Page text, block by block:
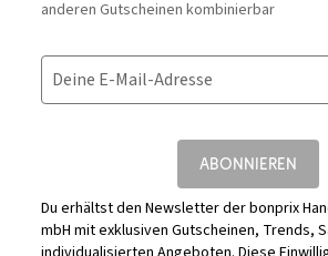
anderen Gutscheinen kombinierbar
Deine E-Mail-Adresse
ABONNIEREN
Du erhältst den Newsletter der bonprix
mbH mit exklusiven Gutscheinen, Trends,